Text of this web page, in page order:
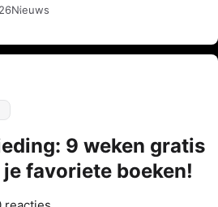
Nieuws
9 weken gratis
favoriete boeken!